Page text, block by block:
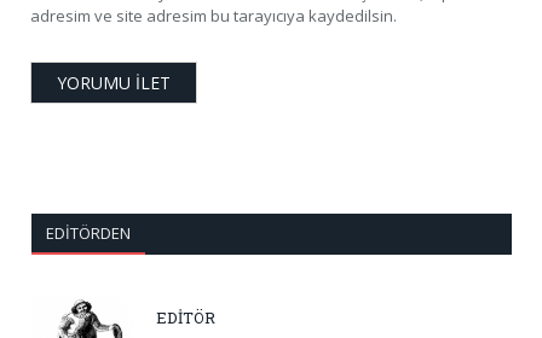
adresim ve site adresim bu tarayıcıya kaydedilsin.
EDITÖRDEN
EDİTÖR